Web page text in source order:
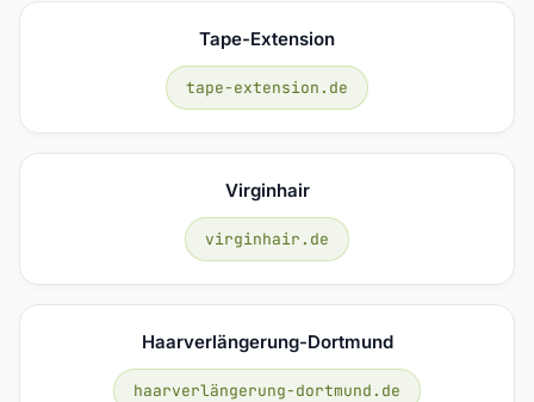
Tape-Extension
tape-extension.de
Virginhair
virginhair.de
Haarverlängerung-Dortmund
haarverlängerung-dortmund.de